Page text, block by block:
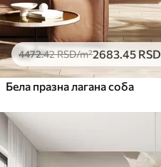
4472.42RSD/m²2683.45 RSD
Бела празна лагана соба